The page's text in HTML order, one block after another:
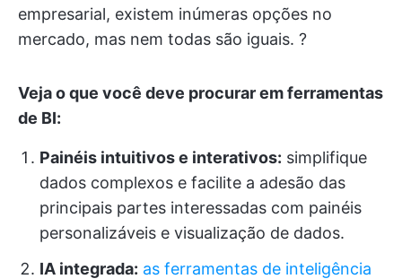
empresarial, existem inúmeras opções no
mercado, mas nem todas são iguais. ?
Veja o que você deve procurar em ferramentas
de BI:
Painéis intuitivos e interativos: simplifique
dados complexos e facilite a adesão das
principais partes interessadas com painéis
personalizáveis e visualização de dados.
IA integrada: as ferramentas de inteligência